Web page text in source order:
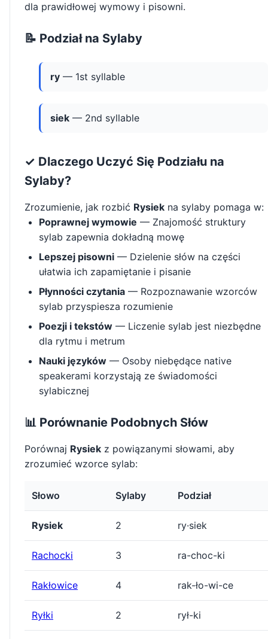
dla prawidłowej wymowy i pisowni.
📝 Podział na Sylaby
ry — 1st syllable
siek — 2nd syllable
✓ Dlaczego Uczyć Się Podziału na
Sylaby?
Zrozumienie, jak rozbić Rysiek na sylaby pomaga w:
Poprawnej wymowie — Znajomość struktury
sylab zapewnia dokładną mowę
Lepszej pisowni — Dzielenie słów na części
ułatwia ich zapamiętanie i pisanie
Płynności czytania — Rozpoznawanie wzorców
sylab przyspiesza rozumienie
Poezji i tekstów — Liczenie sylab jest niezbędne
dla rytmu i metrum
Nauki języków — Osoby niebędące native
speakerami korzystają ze świadomości
sylabicznej
📊 Porównanie Podobnych Słów
Porównaj Rysiek z powiązanymi słowami, aby
zrozumieć wzorce sylab:
Słowo Sylaby Podział
Rysiek 2 ry·siek
Rachocki 3 ra-choc-ki
Rakłowice 4 rak-ło-wi-ce
Ryłki 2 rył-ki